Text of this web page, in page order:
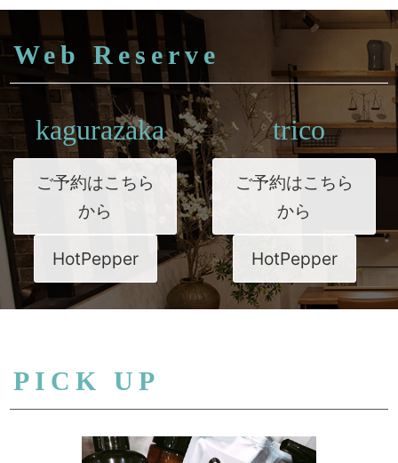
Web Reserve
kagurazaka
ご予約はこちら
から
HotPepper
trico
ご予約はこちら
から
HotPepper
PICK UP